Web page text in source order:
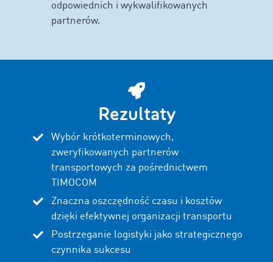
odpowiednich i wykwalifikowanych
partnerów.
Rezultaty
Wybór krótkoterminowych,
zweryfikowanych partnerów
transportowych za pośrednictwem
TIMOCOM
Znaczna oszczędność czasu i kosztów
dzięki efektywnej organizacji transportu
Postrzeganie logistyki jako strategicznego
czynnika sukcesu